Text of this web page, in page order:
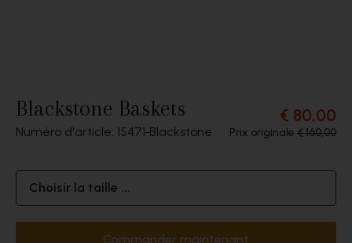
Blackstone Baskets
Numéro d'article: 15471 Blackstone
€ 80,00
Prix originale € 160,00
Choisir la taille ...
Commander maintenant